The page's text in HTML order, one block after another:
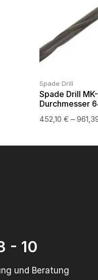
Spade Drill
Spade Drill
Durchmesser
452,10€ –
- 10
und Beratung